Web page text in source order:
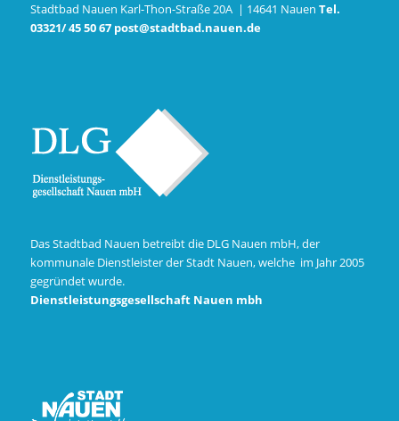
Stadtbad Nauen Karl-Thon-Straße 20A | 14641 Nauen Tel.
03321/ 45 50 67 post@stadtbad.nauen.de
Das Stadtbad Nauen betreibt die DLG Nauen mbH, der
kommunale Dienstleister der Stadt Nauen, welche im Jahr 2005
gegründet wurde.
Dienstleistungsgesellschaft Nauen mbh